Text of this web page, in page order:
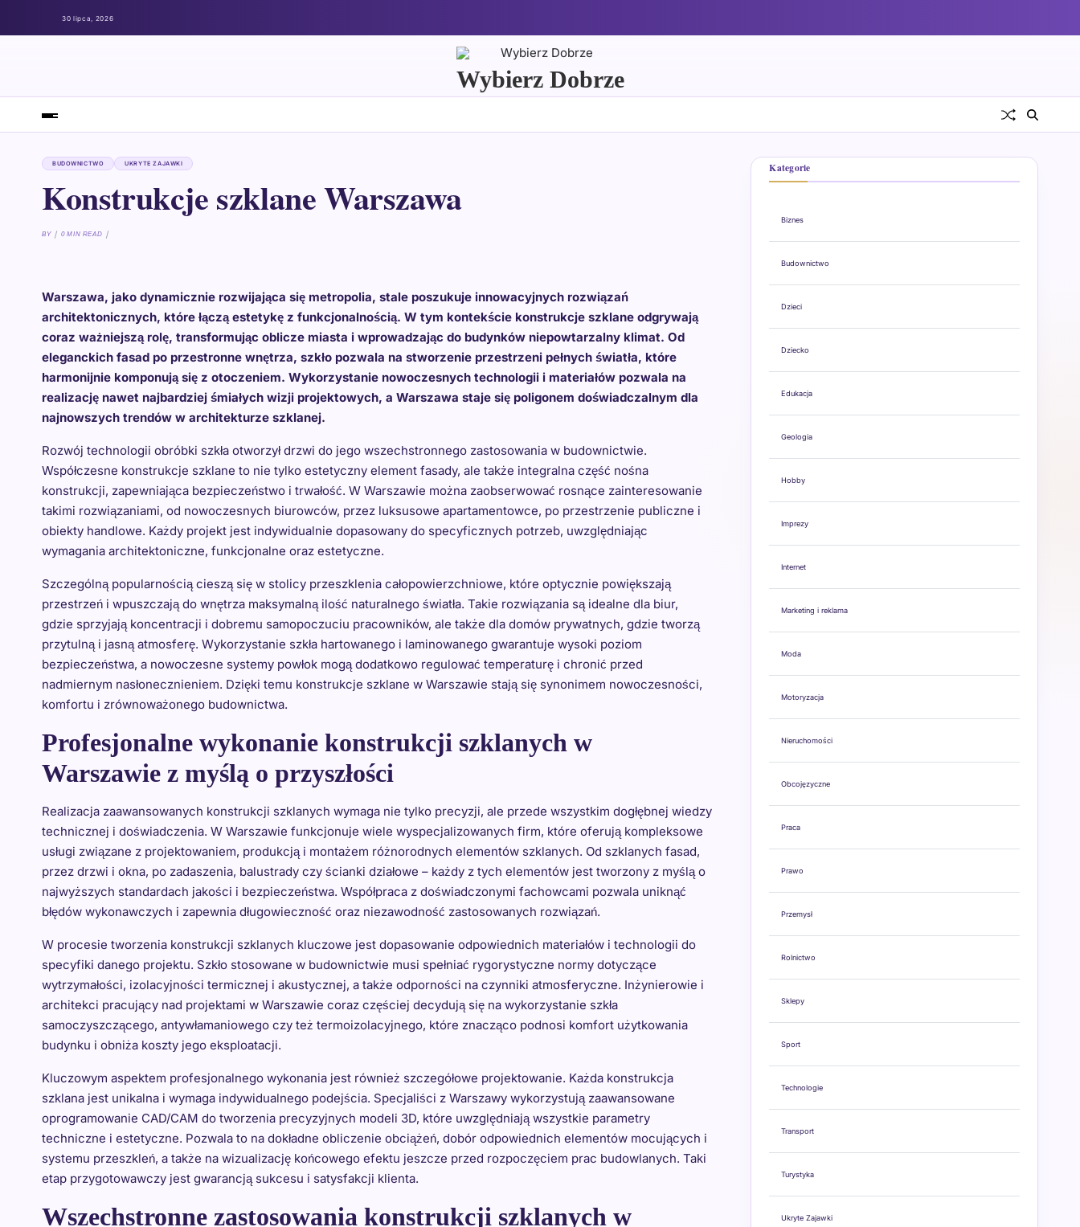
30 lipca, 2026
Wybierz Dobrze
BUDOWNICTWO UKRYTE ZAJAWKI
Konstrukcje szklane Warszawa
BY 0 MIN READ
Warszawa, jako dynamicznie rozwijająca się metropolia, stale poszukuje innowacyjnych rozwiązań
architektonicznych, które łączą estetykę z funkcjonalnością. W tym kontekście konstrukcje szklane odgrywają
coraz ważniejszą rolę, transformując oblicze miasta i wprowadzając do budynków niepowtarzalny klimat. Od
eleganckich fasad po przestronne wnętrza, szkło pozwala na stworzenie przestrzeni pełnych światła, które
harmonijnie komponują się z otoczeniem. Wykorzystanie nowoczesnych technologii i materiałów pozwala na
realizację nawet najbardziej śmiałych wizji projektowych, a Warszawa staje się poligonem doświadczalnym dla
najnowszych trendów w architekturze szklanej.
Rozwój technologii obróbki szkła otworzył drzwi do jego wszechstronnego zastosowania w budownictwie.
Współczesne konstrukcje szklane to nie tylko estetyczny element fasady, ale także integralna część nośna
konstrukcji, zapewniająca bezpieczeństwo i trwałość. W Warszawie można zaobserwować rosnące zainteresowanie
takimi rozwiązaniami, od nowoczesnych biurowców, przez luksusowe apartamentowce, po przestrzenie publiczne i
obiekty handlowe. Każdy projekt jest indywidualnie dopasowany do specyficznych potrzeb, uwzględniając
wymagania architektoniczne, funkcjonalne oraz estetyczne.
Szczególną popularnością cieszą się w stolicy przeszklenia całopowierzchniowe, które optycznie powiększają
przestrzeń i wpuszczają do wnętrza maksymalną ilość naturalnego światła. Takie rozwiązania są idealne dla biur,
gdzie sprzyjają koncentracji i dobremu samopoczuciu pracowników, ale także dla domów prywatnych, gdzie tworzą
przytulną i jasną atmosferę. Wykorzystanie szkła hartowanego i laminowanego gwarantuje wysoki poziom
bezpieczeństwa, a nowoczesne systemy powłok mogą dodatkowo regulować temperaturę i chronić przed
nadmiernym nasłonecznieniem. Dzięki temu konstrukcje szklane w Warszawie stają się synonimem nowoczesności,
komfortu i zrównoważonego budownictwa.
Profesjonalne wykonanie konstrukcji szklanych w
Warszawie z myślą o przyszłości
Realizacja zaawansowanych konstrukcji szklanych wymaga nie tylko precyzji, ale przede wszystkim dogłębnej wiedzy
technicznej i doświadczenia. W Warszawie funkcjonuje wiele wyspecjalizowanych firm, które oferują kompleksowe
usługi związane z projektowaniem, produkcją i montażem różnorodnych elementów szklanych. Od szklanych fasad,
przez drzwi i okna, po zadaszenia, balustrady czy ścianki działowe – każdy z tych elementów jest tworzony z myślą o
najwyższych standardach jakości i bezpieczeństwa. Współpraca z doświadczonymi fachowcami pozwala uniknąć
błędów wykonawczych i zapewnia długowieczność oraz niezawodność zastosowanych rozwiązań.
W procesie tworzenia konstrukcji szklanych kluczowe jest dopasowanie odpowiednich materiałów i technologii do
specyfiki danego projektu. Szkło stosowane w budownictwie musi spełniać rygorystyczne normy dotyczące
wytrzymałości, izolacyjności termicznej i akustycznej, a także odporności na czynniki atmosferyczne. Inżynierowie i
architekci pracujący nad projektami w Warszawie coraz częściej decydują się na wykorzystanie szkła
samoczyszczącego, antywłamaniowego czy też termoizolacyjnego, które znacząco podnosi komfort użytkowania
budynku i obniża koszty jego eksploatacji.
Kluczowym aspektem profesjonalnego wykonania jest również szczegółowe projektowanie. Każda konstrukcja
szklana jest unikalna i wymaga indywidualnego podejścia. Specjaliści z Warszawy wykorzystują zaawansowane
oprogramowanie CAD/CAM do tworzenia precyzyjnych modeli 3D, które uwzględniają wszystkie parametry
techniczne i estetyczne. Pozwala to na dokładne obliczenie obciążeń, dobór odpowiednich elementów mocujących i
systemu przeszkleń, a także na wizualizację końcowego efektu jeszcze przed rozpoczęciem prac budowlanych. Taki
etap przygotowawczy jest gwarancją sukcesu i satysfakcji klienta.
Wszechstronne zastosowania konstrukcji szklanych w
Kategorie
Biznes
Budownictwo
Dzieci
Dziecko
Edukacja
Geologia
Hobby
Imprezy
Internet
Marketing i reklama
Moda
Motoryzacja
Nieruchomości
Obcojęzyczne
Praca
Prawo
Przemysł
Rolnictwo
Sklepy
Sport
Technologie
Transport
Turystyka
Ukryte Zajawki